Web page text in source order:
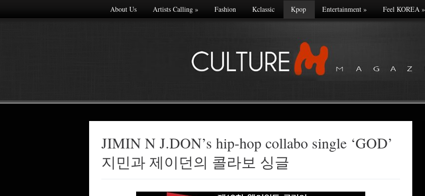
About Us Artists Calling» Fashion Kclassic Kpop Entertainment» Feel KOREA»
JIMIN N J.DON’s hip-hop collabo single ‘GOD’
지민과 제이던의 콜라보 싱글
Made with
FLARE
More Info